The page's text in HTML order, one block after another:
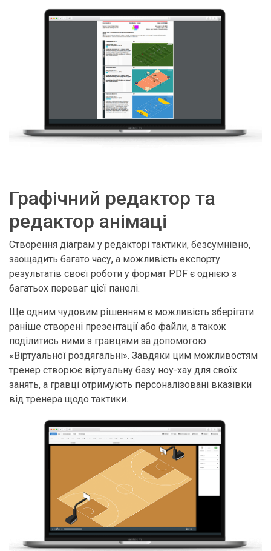
Графічний редактор та
редактор анімаці
Створення діаграм у редакторі тактики, безсумнівно,
заощадить багато часу, а можливість експорту
результатів своєї роботи у формат PDF є однією з
багатьох переваг цієї панелі.
Ще одним чудовим рішенням є можливість зберігати
раніше створені презентації або файли, а також
поділитись ними з гравцями за допомогою
«Віртуальної роздягальні». Завдяки цим можливостям
тренер створює віртуальну базу ноу-хау для своїх
занять, а гравці отримують персоналізовані вказівки
від тренера щодо тактики.